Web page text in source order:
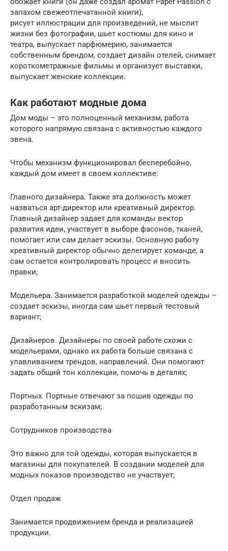
запахом свежеотпечатанной книги),
рисует иллюстрации для произведений, не мыслит
жизни без фотографии, шьет костюмы для кино и
театра, выпускает парфюмерию, занимается
собственным брендом, создает дизайн отелей, снимает
короткометражные фильмы и организует выставки,
выпускает женские коллекции.
Как работают модные дома
Дом моды – это полноценный механизм, работа
которого напрямую связана с активностью каждого
звена.
Чтобы механизм функционировал бесперебойно,
каждый дом имеет в своем коллективе:
Главного дизайнера. Также эта должность может
назваться арт-директор или креативный директор.
Главный дизайнер задает для команды вектор
развития идеи, участвует в выборе фасонов, тканей,
помогает или сам делает эскизы. Основную работу
креативный директор обычно делегирует команде, а
сам остается контролировать процесс и вносить
правки;
Модельера. Занимается разработкой моделей одежды –
создает эскизы, иногда сам шьет первый тестовый
вариант;
Дизайнеров. Дизайнеры по своей работе схожи с
модельерами, однако их работа больше связана с
улавливанием трендов, направлений. Они помогают
задать общий тон коллекции, помочь в деталях;
Портных. Портные отвечают за пошив одежды по
разработанным эскизам;
Сотрудников производства
Это важно для той одежды, которая выпускается в
магазины для покупателей. В создании моделей для
модных показов производство не участвует;
Отдел продаж
Занимается продвижением бренда и реализацией
продукции.